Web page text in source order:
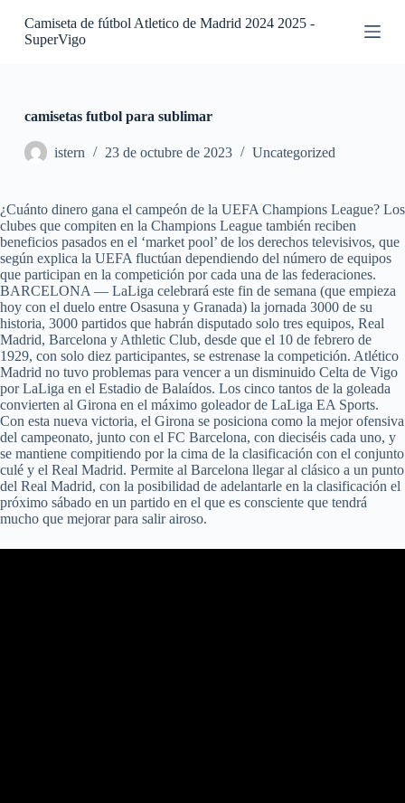
S
e
n
i
d
o
Camiseta de fútbol Atletico de Madrid 2024 2025 -
SuperVigo
camisetas futbol para sublimar
istern 23 de octubre de 2023 Uncategorized
¿Cuánto dinero gana el campeón de la UEFA Champions League? Los
clubes que compiten en la Champions League también reciben
beneficios pasados en el ‘market pool’ de los derechos televisivos, que
según explica la UEFA fluctúan dependiendo del número de equipos
que participan en la competición por cada una de las federaciones.
BARCELONA — LaLiga celebrará este fin de semana (que empieza
hoy con el duelo entre Osasuna y Granada) la jornada 3000 de su
historia, 3000 partidos que habrán disputado solo tres equipos, Real
Madrid, Barcelona y Athletic Club, desde que el 10 de febrero de
1929, con solo diez participantes, se estrenase la competición. Atlético
Madrid no tuvo problemas para vencer a un disminuido Celta de Vigo
por LaLiga en el Estadio de Balaídos. Los cinco tantos de la goleada
convierten al Girona en el máximo goleador de LaLiga EA Sports.
Con esta nueva victoria, el Girona se posiciona como la mejor ofensiva
del campeonato, junto con el FC Barcelona, con dieciséis cada uno, y
se mantiene compitiendo por la cima de la clasificación con el conjunto
culé y el Real Madrid. Permite al Barcelona llegar al clásico a un punto
del Real Madrid, con la posibilidad de adelantarle en la clasificación el
próximo sábado en un partido en el que es consciente que tendrá
mucho que mejorar para salir airoso.